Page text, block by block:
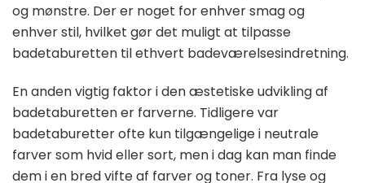
og mønstre. Der er noget for enhver smag og
enhver stil, hvilket gør det muligt at tilpasse
badetaburetten til ethvert badeværelsesindretning.
En anden vigtig faktor i den æstetiske udvikling af
badetaburetten er farverne. Tidligere var
badetaburetter ofte kun tilgængelige i neutrale
farver som hvid eller sort, men i dag kan man finde
dem i en bred vifte af farver og toner. Fra lyse og